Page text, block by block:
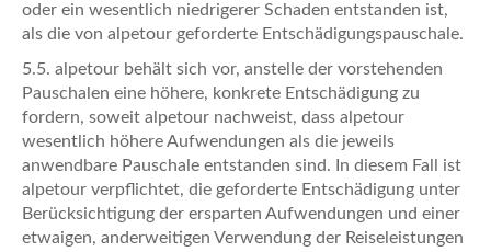
oder ein wesentlich niedrigerer Schaden entstanden ist,
als die von alpetour geforderte Entschädigungspauschale.
5.5. alpetour behält sich vor, anstelle der vorstehenden
Pauschalen eine höhere, konkrete Entschädigung zu
fordern, soweit alpetour nachweist, dass alpetour
wesentlich höhere Aufwendungen als die jeweils
anwendbare Pauschale entstanden sind. In diesem Fall ist
alpetour verpflichtet, die geforderte Entschädigung unter
Berücksichtigung der ersparten Aufwendungen und einer
etwaigen, anderweitigen Verwendung der Reiseleistungen